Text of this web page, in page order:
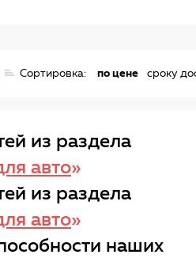
Сортировка: по цене сроку
из раздела
авто»
из раздела
авто»
наших